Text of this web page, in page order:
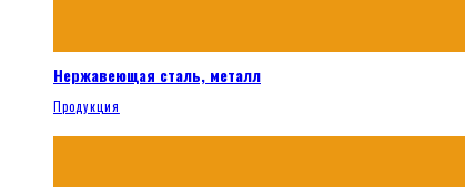
Нержавеющая сталь, металл
Продукция